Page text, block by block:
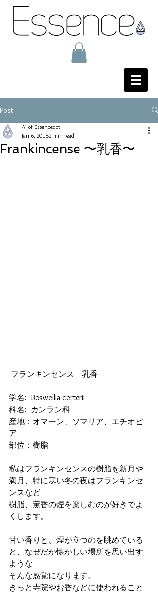
Post
Frankincense 〜乳香〜
Ai of Essencedot
Jan 6, 20182 min read
フランキンセンス　乳香
学名:  Boswellia certerii
科名:  カンラン科
産地：オマーン、ソマリア、エチオピ
ア
部位：樹脂
私はフランキンセンスの樹脂を新月や
満月、特に寒い冬の夜はフランキンセ
ンスなど
樹脂、薫香の煙を楽しむのが好きでよ
くします。
甘い香りと、煙が立つのを眺めている
と、なぜだか懐かしい場所を思い出す
ような
そんな感覚になります。
きっと寺院やお香などに使われること